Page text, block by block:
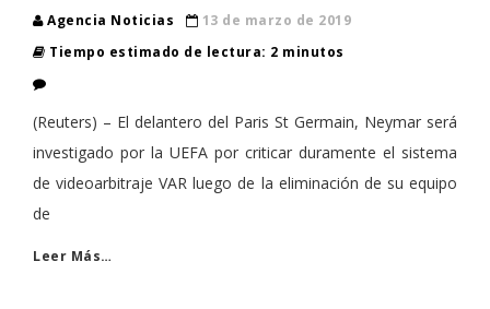
Agencia Noticias
13 de marzo de 2019
Tiempo estimado de lectura: 2 minutos
(Reuters) – El delantero del Paris St Germain, Neymar será
investigado por la UEFA por criticar duramente el sistema
de videoarbitraje VAR luego de la eliminación de su equipo
de
Leer Más…